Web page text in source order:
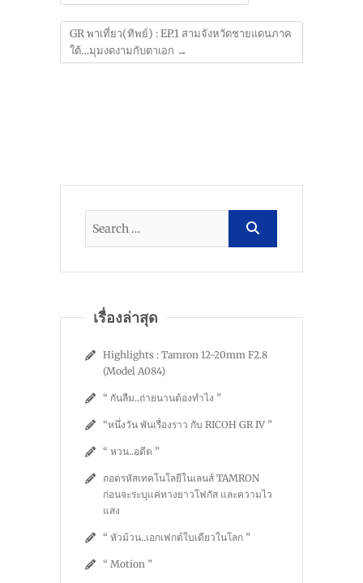
GR พาเที่ยว(ทิพย์) : EP.1 สามจังหวัดชายแดนภาค
ใต้…มุมงดงามกับตาเอก →
เรื่องล่าสุด
Highlights : Tamron 12-20mm F2.8
(Model A084)
“ กันลืม..ถ่ายนานต้องทำไง ”
“หนึ่งวัน พันเรื่องราว กับ RICOH GR IV ”
“ หวน..อดีต ”
ถอดรหัสเทคโนโลยีในเลนส์ TAMRON
ก่อนจะระบุแค่ทางยาวโฟกัส และความไว
แสง
“ หัวม้วน..เอกเฟกต์ใบเดียวในโลก ”
“ Motion ”